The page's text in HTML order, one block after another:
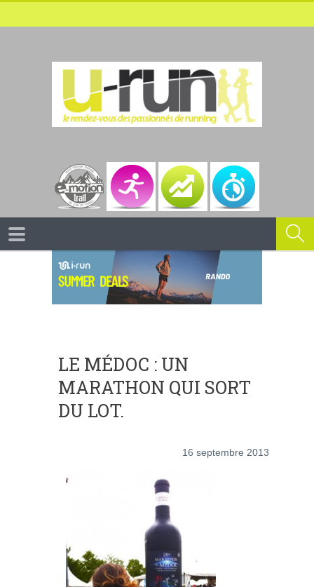
LE MÉDOC : UN
MARATHON QUI SORT
DU LOT.
16 septembre 2013